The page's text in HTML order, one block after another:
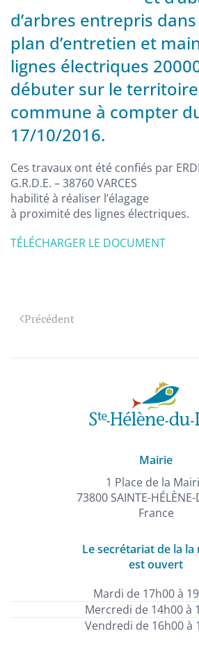
d’arbres entrepris
plan d’entretien et
lignes électriques
débuter sur le
commune à compter
17/10/2016.
Ces travaux ont été confiés par
G.R.D.E. – 38760 VARCES
habilité à réaliser l’élagage
à proximité des lignes électriques.
TÉLÉCHARGER LE DOCUMENT
Précédent
Mairie
1 Place de la
73800 SAINTE-
France
Le secrétariat de la la
est ouvert
Mardi de 17h00 à
Mercredi de 14h00 à
Vendredi de 16h00 à